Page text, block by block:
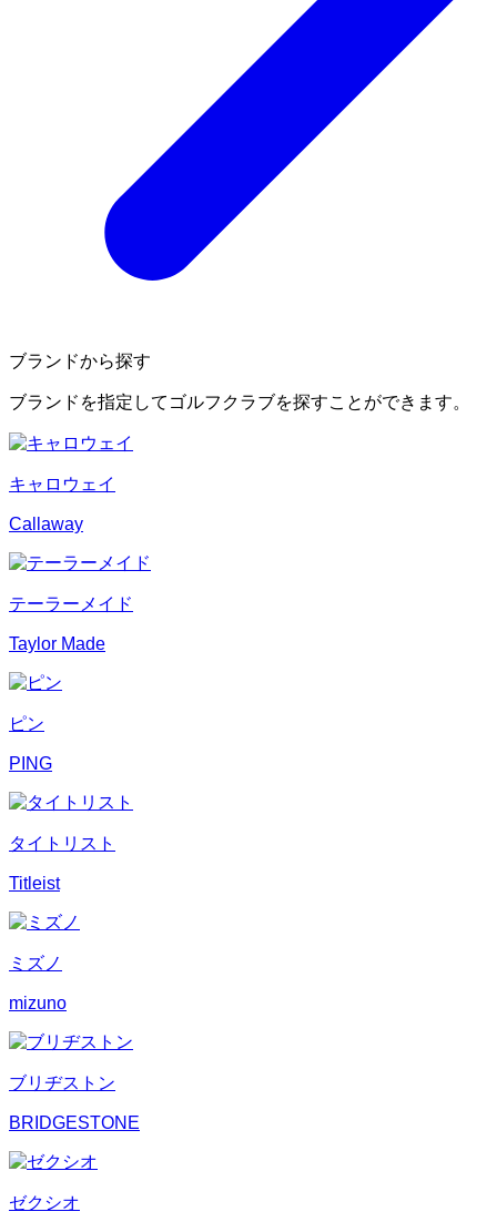
ブランドから探す
ブランドを指定してゴルフクラブを探すことができます。
キャロウェイ
Callaway
テーラーメイド
Taylor Made
ピン
PING
タイトリスト
Titleist
ミズノ
mizuno
ブリヂストン
BRIDGESTONE
ゼクシオ